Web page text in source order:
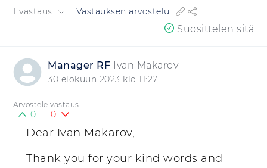
1 vastaus Vastauksen arvostelu
Suosittelen sitä
Manager RF Ivan Makarov
30 elokuun 2023 klo 11:27
Arvostele vastaus
0 0
Dear Ivan Makarov,
Thank you for your kind words and